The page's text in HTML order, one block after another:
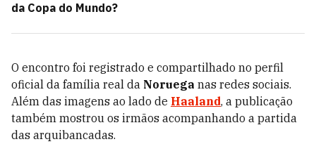
da Copa do Mundo?
O encontro foi registrado e compartilhado no perfil
oficial da família real da Noruega nas redes sociais.
Além das imagens ao lado de Haaland, a publicação
também mostrou os irmãos acompanhando a partida
das arquibancadas.